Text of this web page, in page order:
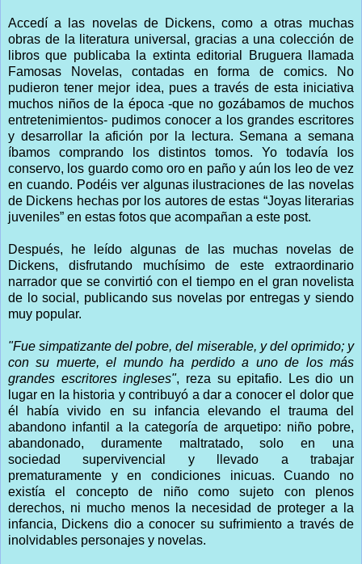
Accedí a las novelas de Dickens, como a otras muchas
obras de la literatura universal, gracias a una colección de
libros que publicaba la extinta editorial Bruguera llamada
Famosas Novelas, contadas en forma de comics. No
pudieron tener mejor idea, pues a través de esta iniciativa
muchos niños de la época -que no gozábamos de muchos
entretenimientos- pudimos conocer a los grandes escritores
y desarrollar la afición por la lectura. Semana a semana
íbamos comprando los distintos tomos. Yo todavía los
conservo, los guardo como oro en paño y aún los leo de vez
en cuando. Podéis ver algunas ilustraciones de las novelas
de Dickens hechas por los autores de estas “Joyas literarias
juveniles” en estas fotos que acompañan a este post.
Después, he leído algunas de las muchas novelas de
Dickens, disfrutando muchísimo de este extraordinario
narrador que se convirtió con el tiempo en el gran novelista
de lo social, publicando sus novelas por entregas y siendo
muy popular.
"Fue simpatizante del pobre, del miserable, y del oprimido; y
con su muerte, el mundo ha perdido a uno de los más
grandes escritores ingleses", reza su epitafio. Les dio un
lugar en la historia y contribuyó a dar a conocer el dolor que
él había vivido en su infancia elevando el trauma del
abandono infantil a la categoría de arquetipo: niño pobre,
abandonado, duramente maltratado, solo en una
sociedad supervivencial y llevado a trabajar
prematuramente y en condiciones inicuas. Cuando no
existía el concepto de niño como sujeto con plenos
derechos, ni mucho menos la necesidad de proteger a la
infancia, Dickens dio a conocer su sufrimiento a través de
inolvidables personajes y novelas.